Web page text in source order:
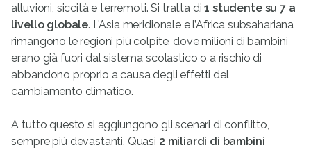
alluvioni, siccità e terremoti. Si tratta di1 studente su 7 a
livello globale. L’Asia meridionale e l’Africa subsahariana
rimangono le regioni più colpite, dove milioni di bambini
erano già fuori dal sistema scolastico o a rischio di
abbandono proprio a causa degli effetti del
cambiamento climatico.
A tutto questo si aggiungono gli scenari di conflitto,
sempre più devastanti. Quasi 2 miliardi di bambini